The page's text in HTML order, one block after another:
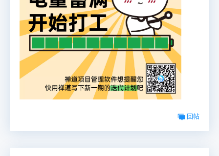
回帖